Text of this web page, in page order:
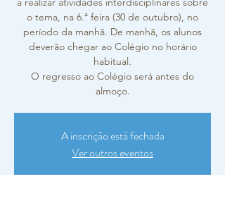
o tema, na 6.ª feira (30 de outubro), no
período da manhã. De manhã, os alunos
deverão chegar ao Colégio no horário
habitual.
O regresso ao Colégio será antes do
A inscrição está fechada
Ver outros eventos